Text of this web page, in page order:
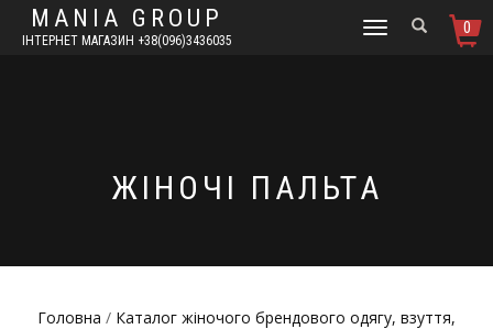
MANIA GROUP
ІНТЕРНЕТ МАГАЗИН +38(096)3436035
TOGGLE
0
ЖІНОЧІ ПАЛЬТА
Головна / Каталог жіночого брендового одягу, взуття,